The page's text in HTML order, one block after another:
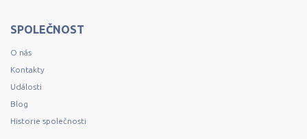
SPOLEČNOST
O nás
Kontakty
Události
Blog
Historie společnosti